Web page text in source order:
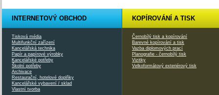
INTERNETOVÝ OBCHOD
Tisková média
Multifunkční zařízení
Kancelářská technika
Papír a papírové výrobky
Kancelářské potřeby
Školní potřeby
Archivace
Restaurační, hotelové doplňky
Kancelářské vybavení / sklad
Vlastní tvorba
KOPÍROVÁNÍ A TISK
Černobílý tisk a kopírování
Barevné kopírování a tisk
Vazba diplomových prací
Planografie - černobílý tisk
Vizitky
Velkoformátový exteriérový tisk